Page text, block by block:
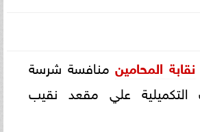
نقابة المحامينمنافسة شرسة
التكميلية علي مقعد نقيب